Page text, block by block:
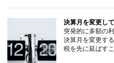
決算月を変更し
突発的に多額の
決算月を変更す
税を先に延ばす